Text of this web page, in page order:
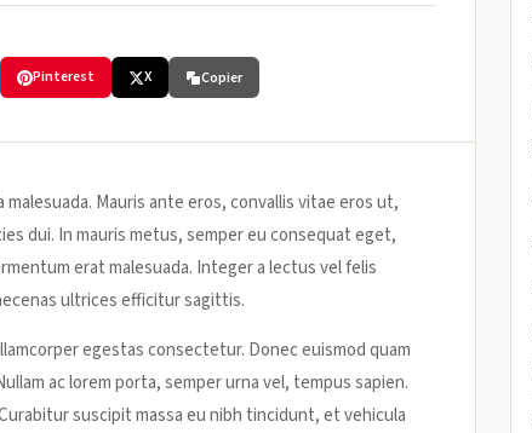
Pinterest X Copier
Mauris ante eros, convallis vitae eros ut,
dui. In mauris metus, semper eu consequat eget,
erat malesuada. Integer a lectus vel felis
ultrices efficitur sagittis.
egestas consectetur. Donec euismod quam
ac lorem porta, semper urna vel, tempus sapien.
suscipit massa eu nibh tincidunt, et vehicula